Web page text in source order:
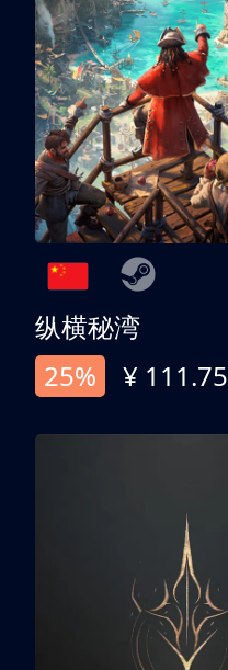
纵横秘湾
25%
¥ 111.75